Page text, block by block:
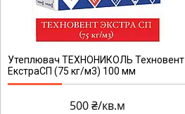
Утеплювач ТЕХНОНИКОЛЬ Техновент
ЕкстраСП (75 кг/м3) 100 мм
500 ₴/кв.м